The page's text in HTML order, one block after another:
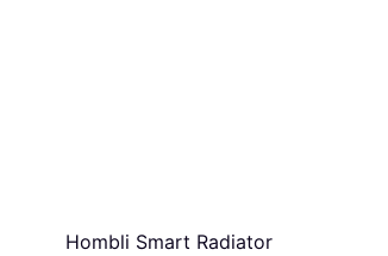
Hombli Smart Radiator